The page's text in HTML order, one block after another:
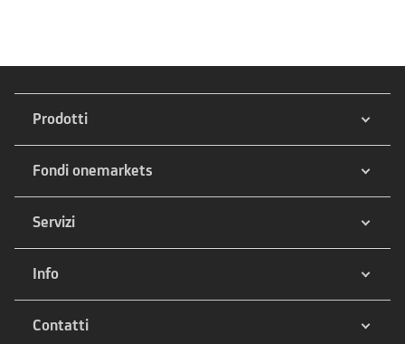
Prodotti
Fondi onemarkets
Servizi
Info
Contatti